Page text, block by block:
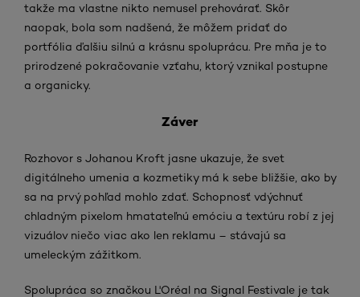
takže ma vlastne nikto nemusel prehovárať. Skôr
naopak, bola som nadšená, že môžem pridať do
portfólia ďalšiu silnú a krásnu spoluprácu. Pre mňa je to
prirodzené pokračovanie vzťahu, ktorý vznikal postupne
a organicky.
Záver
Rozhovor s Johanou Kroft jasne ukazuje, že svet
digitálneho umenia a kozmetiky má k sebe bližšie, ako by
sa na prvý pohľad mohlo zdať. Schopnosť vdýchnuť
chladným pixelom hmatateľnú emóciu a textúru robí z jej
vizuálov niečo viac ako len reklamu – stávajú sa
umeleckým zážitkom.
Spolupráca so značkou L'Oréal na Signal Festivale je tak